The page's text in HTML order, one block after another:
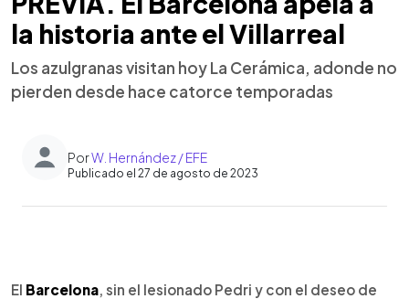
la historia ante el Villarreal
Los azulgranas visitan hoy La Cerámica, adonde no
pierden desde hace catorce temporadas
PorW. Hernández / EFE
Publicado el 27 de agosto de 2023
Escuchar artículo
El Barcelona, sin el lesionado Pedri y con el deseo de